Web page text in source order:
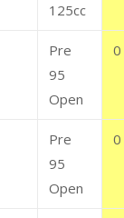
125cc
Pre
95
Open
0
Pre
95
Open
0